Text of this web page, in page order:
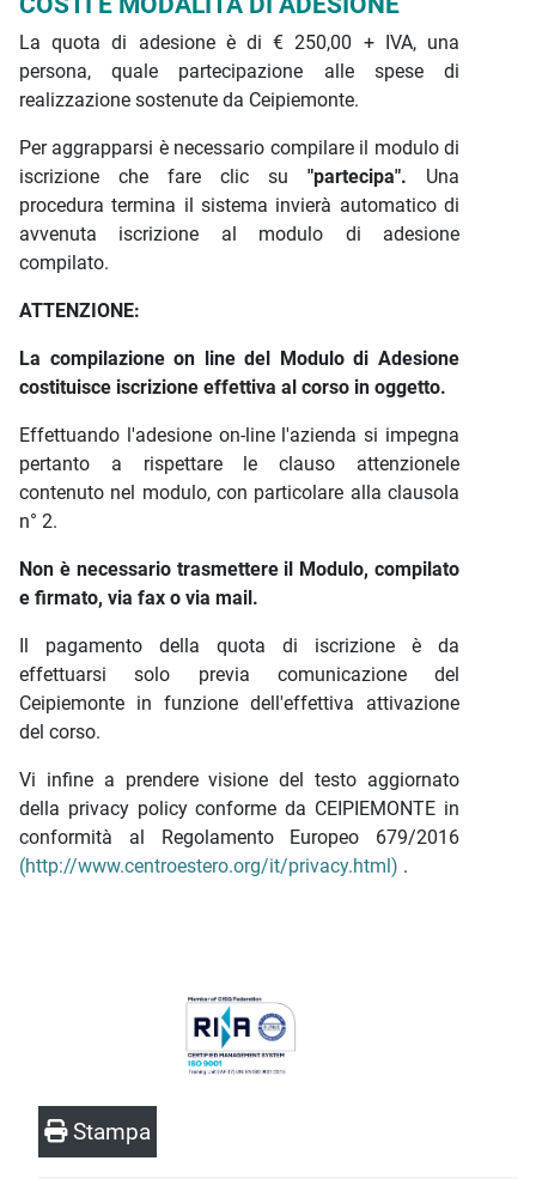
La quota di adesione è di € 250,00 + IVA, una
persona, quale partecipazione alle spese di
realizzazione sostenute da Ceipiemonte.
Per aggrapparsi è necessario compilare il modulo di
iscrizione che fare clic su "partecipa". Una
procedura termina il sistema invierà automatico di
avvenuta iscrizione al modulo di adesione
compilato.
ATTENZIONE:
La compilazione on line del Modulo di Adesione
costituisce iscrizione effettiva al corso in oggetto.
Effettuando l'adesione on-line l'azienda si impegna
pertanto a rispettare le clauso attenzionele
contenuto nel modulo, con particolare alla clausola
n° 2.
Non è necessario trasmettere il Modulo, compilato
e firmato, via fax o via mail.
Il pagamento della quota di iscrizione è da
effettuarsi solo previa comunicazione del
Ceipiemonte in funzione dell'effettiva attivazione
del corso.
Vi infine a prendere visione del testo aggiornato
della privacy policy conforme da CEIPIEMONTE in
conformità al Regolamento Europeo 679/2016
(http://www.centroestero.org/it/privacy.html) .
Stampa